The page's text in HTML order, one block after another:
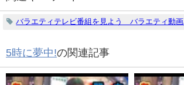
バラエティテレビ番組を見よう バラエティ動
5時に夢中!の関連記事